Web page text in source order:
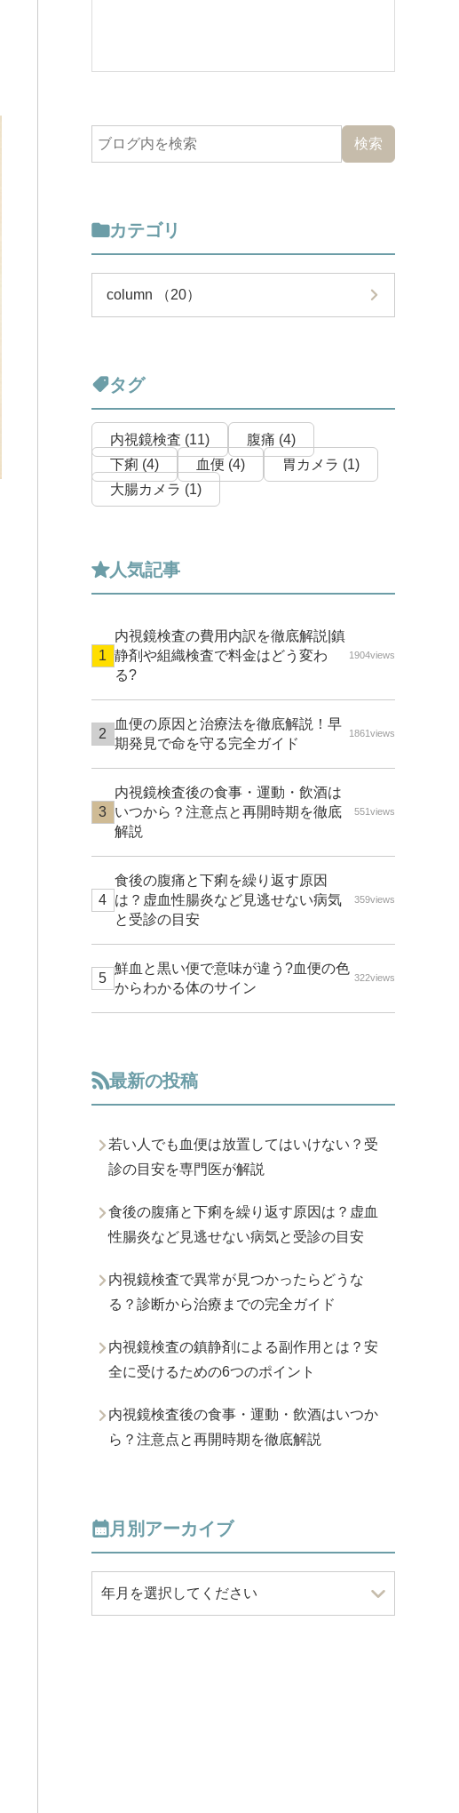
カテゴリ
column （20）
タグ
内視鏡検査 (11)
腹痛 (4)
下痢 (4)
血便 (4)
胃カメラ (1)
大腸カメラ (1)
人気記事
内視鏡検査の費用内訳を徹底解説|鎮
静剤や組織検査で料金はどう変わ
る?
1904views
血便の原因と治療法を徹底解説！早
期発見で命を守る完全ガイド
1861views
内視鏡検査後の食事・運動・飲酒は
いつから？注意点と再開時期を徹底
解説
551views
食後の腹痛と下痢を繰り返す原因
は？虚血性腸炎など見逃せない病気
と受診の目安
359views
鮮血と黒い便で意味が違う?血便の色
からわかる体のサイン
322views
最新の投稿
若い人でも血便は放置してはいけない？受
診の目安を専門医が解説
食後の腹痛と下痢を繰り返す原因は？虚血
性腸炎など見逃せない病気と受診の目安
内視鏡検査で異常が見つかったらどうな
る？診断から治療までの完全ガイド
内視鏡検査の鎮静剤による副作用とは？安
全に受けるための6つのポイント
内視鏡検査後の食事・運動・飲酒はいつか
ら？注意点と再開時期を徹底解説
月別アーカイブ
年月を選択してください